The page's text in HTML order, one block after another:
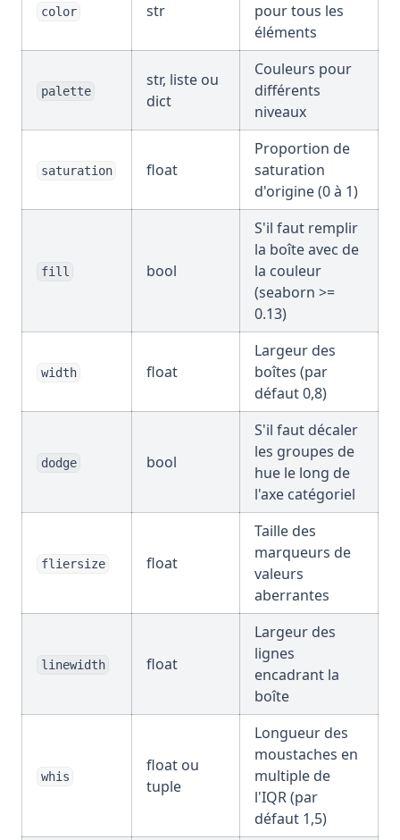
color str
pour tous les
éléments
palette
str, liste ou
dict
Couleurs pour
différents
niveaux
saturation float
Proportion de
saturation
d'origine (0 à 1)
fill bool
S'il faut remplir
la boîte avec de
la couleur
(seaborn >=
0.13)
width float
Largeur des
boîtes (par
défaut 0,8)
dodge bool
S'il faut décaler
les groupes de
hue le long de
l'axe catégoriel
fliersize float
Taille des
marqueurs de
valeurs
aberrantes
linewidth float
Largeur des
lignes
encadrant la
boîte
whis
float ou
tuple
Longueur des
moustaches en
multiple de
l'IQR (par
défaut 1,5)